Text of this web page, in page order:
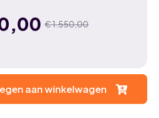
€1.550,00
aan winkelwagen